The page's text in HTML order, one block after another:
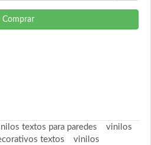
Comprar
textos para paredes
vinilos
textos
vinilos